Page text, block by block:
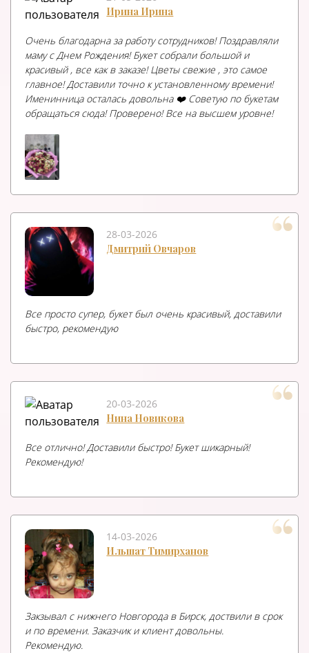
Ирина Ирина
Очень благодарна за работу сотрудников! Поздравляли
маму с Днем Рождения! Букет собрали большой и
красивый , все как в заказе! Цветы свежие , это самое
главное! Доставили точно к установленному времени!
Именинница осталась довольна ❤️ Советую по букетам
обращаться сюда! Проверено! Все на высшем уровне!
28-03-2026
Дмитрий Овчаров
Все просто супер, букет был очень красивый, доставили
быстро, рекомендую
20-03-2026
Нина Новикова
Все отлично! Доставили быстро! Букет шикарный!
Рекомендую!
14-03-2026
Ильшат Тимирханов
Закзывал с нижнего Новгорода в Бирск, доствили в срок
и по времени. Заказчик и клиент довольны.
Рекомендую.